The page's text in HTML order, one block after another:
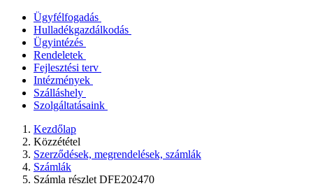
Ügyfélfogadás
Hulladékgazdálkodás
Ügyintézés
Rendeletek
Fejlesztési terv
Intézmények
Szálláshely
Szolgáltatásaink
Kezdőlap
Közzététel
Szerződések, megrendelések, számlák
Számlák
Számla részlet DFE202470